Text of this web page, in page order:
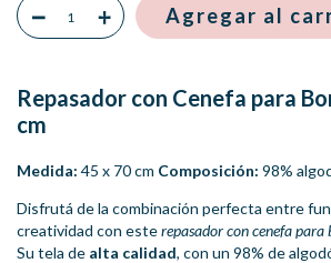
Repasador con Cenefa para
cm
Medida: 45 x 70 cm Composición: 98%
Disfrutá de la combinación perfecta entre
creatividad con esterepasador con cenefa
Su tela de alta calidad, con un 98% de